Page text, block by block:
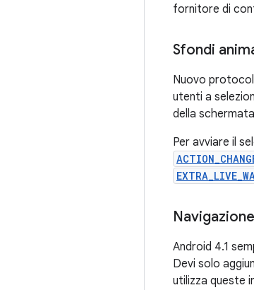
fornitore di
Sfondi
Nuovo
utenti a
della
Per avviare il
Android 4.1
Devi solo
utilizza queste